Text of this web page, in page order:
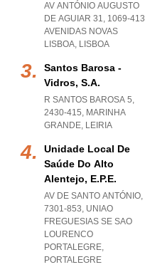
AV ANTÓNIO AUGUSTO
DE AGUIAR 31, 1069-413
AVENIDAS NOVAS
LISBOA, LISBOA
Santos Barosa -
Vidros, S.a.
R SANTOS BAROSA 5,
2430-415, MARINHA
GRANDE, LEIRIA
Unidade Local De
Saúde Do Alto
Alentejo, E.p.e.
AV DE SANTO ANTÓNIO,
7301-853, UNIAO
FREGUESIAS SE SAO
LOURENCO
PORTALEGRE,
PORTALEGRE